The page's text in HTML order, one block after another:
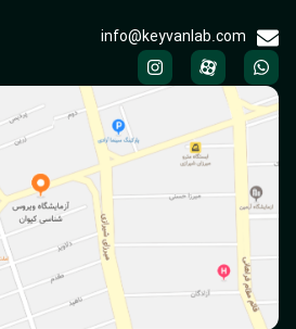
info@keyvanlab.com